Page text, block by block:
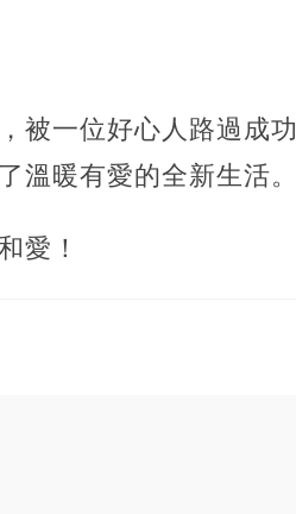
被一位好心人路過成功
溫暖有愛的全新生活。
愛！